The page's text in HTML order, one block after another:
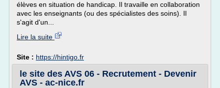
élèves en situation de handicap. Il travaille en collaboration
avec les enseignants (ou des spécialistes des soins). Il
s'agit d'un...
Lire la suite
Site : https://hintigo.fr
le site des AVS 06 - Recrutement - Devenir
AVS - ac-nice.fr